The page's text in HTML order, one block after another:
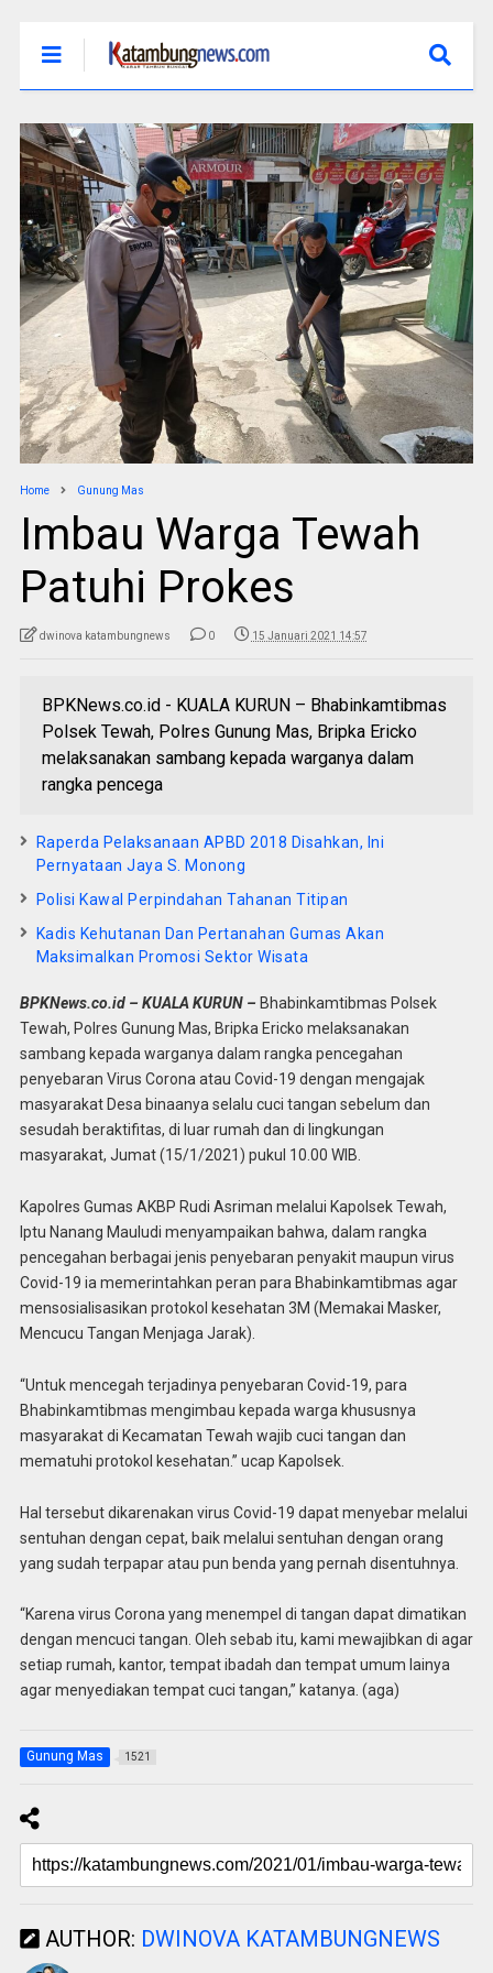
Home Gunung Mas
Imbau Warga Tewah
Patuhi Prokes
dwinova katambungnews 0 15 Januari 2021 14:57
BPKNews.co.id - KUALA KURUN – Bhabinkamtibmas
Polsek Tewah, Polres Gunung Mas, Bripka Ericko
melaksanakan sambang kepada warganya dalam
rangka pencega
Raperda Pelaksanaan APBD 2018 Disahkan, Ini
Pernyataan Jaya S. Monong
Polisi Kawal Perpindahan Tahanan Titipan
Kadis Kehutanan Dan Pertanahan Gumas Akan
Maksimalkan Promosi Sektor Wisata
BPKNews.co.id – KUALA KURUN – Bhabinkamtibmas Polsek
Tewah, Polres Gunung Mas, Bripka Ericko melaksanakan
sambang kepada warganya dalam rangka pencegahan
penyebaran Virus Corona atau Covid-19 dengan mengajak
masyarakat Desa binaanya selalu cuci tangan sebelum dan
sesudah beraktifitas, di luar rumah dan di lingkungan
masyarakat, Jumat (15/1/2021) pukul 10.00 WIB.
Kapolres Gumas AKBP Rudi Asriman melalui Kapolsek Tewah,
Iptu Nanang Mauludi menyampaikan bahwa, dalam rangka
pencegahan berbagai jenis penyebaran penyakit maupun virus
Covid-19 ia memerintahkan peran para Bhabinkamtibmas agar
mensosialisasikan protokol kesehatan 3M (Memakai Masker,
Mencucu Tangan Menjaga Jarak).
“Untuk mencegah terjadinya penyebaran Covid-19, para
Bhabinkamtibmas mengimbau kepada warga khususnya
masyarakat di Kecamatan Tewah wajib cuci tangan dan
mematuhi protokol kesehatan.” ucap Kapolsek.
Hal tersebut dikarenakan virus Covid-19 dapat menyebar melalui
sentuhan dengan cepat, baik melalui sentuhan dengan orang
yang sudah terpapar atau pun benda yang pernah disentuhnya.
“Karena virus Corona yang menempel di tangan dapat dimatikan
dengan mencuci tangan. Oleh sebab itu, kami mewajibkan di agar
setiap rumah, kantor, tempat ibadah dan tempat umum lainya
agar menyediakan tempat cuci tangan,” katanya. (aga)
Gunung Mas 1521
AUTHOR: DWINOVA KATAMBUNGNEWS